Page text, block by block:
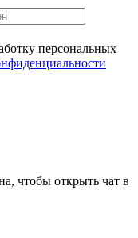
персональных
чтобы открыть чат в